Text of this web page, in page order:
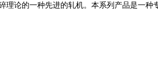
论的一种先进的轧机。本系列产品是一种